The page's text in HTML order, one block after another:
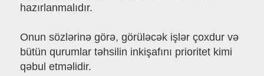
hazırlanmalıdır.
Onun sözlərinə görə, görüləcək işlər çoxdur və
bütün qurumlar təhsilin inkişafını prioritet kimi
qəbul etməlidir.